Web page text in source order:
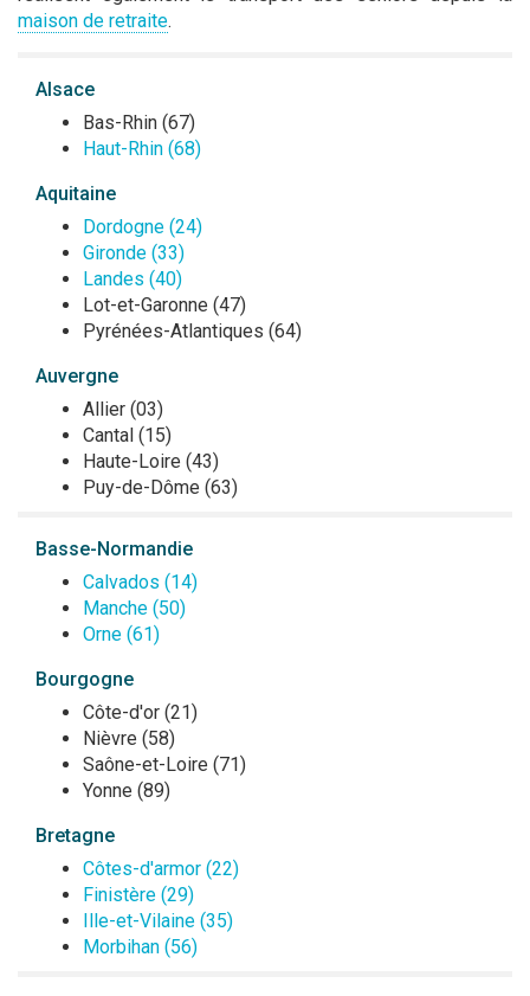
maison de retraite.
Alsace
Bas-Rhin (67)
Haut-Rhin (68)
Aquitaine
Dordogne (24)
Gironde (33)
Landes (40)
Lot-et-Garonne (47)
Pyrénées-Atlantiques (64)
Auvergne
Allier (03)
Cantal (15)
Haute-Loire (43)
Puy-de-Dôme (63)
Basse-Normandie
Calvados (14)
Manche (50)
Orne (61)
Bourgogne
Côte-d'or (21)
Nièvre (58)
Saône-et-Loire (71)
Yonne (89)
Bretagne
Côtes-d'armor (22)
Finistère (29)
Ille-et-Vilaine (35)
Morbihan (56)